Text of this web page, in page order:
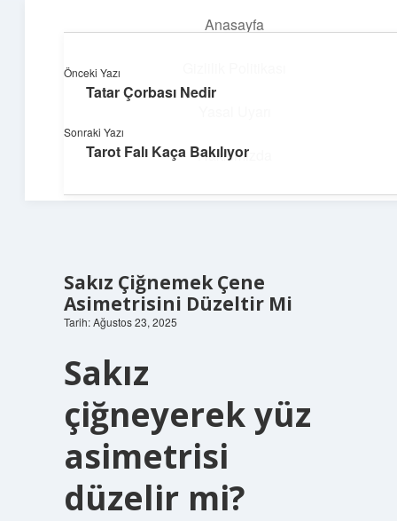
Anasayfa
Hakkımızda
Yumuşak Teknoloji Rehberi
Dijital dünyada huzurlu bir yolculuk!
Sakız Çiğnemek Çene
Asimetrisini Düzeltir Mi
Tarih: Ağustos 23, 2025
Sakız
çiğneyerek yüz
asimetrisi
düzelir mi?
Önceki Yazı
Tatar Çorbası Nedir
Sonraki Yazı
Tarot Falı Kaça Bakılıyor